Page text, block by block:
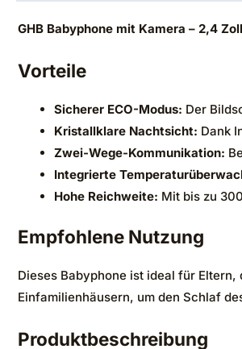
GHB Babyphone mit Kamera – 2,4
Vorteile
Sicherer ECO-Modus: Der
Kristallklare Nachtsicht: Dank
Zwei-Wege-Kommunikation:
Integrierte
Hohe Reichweite: Mit bis zu
Empfohlene Nutzung
Dieses Babyphone ist ideal für
Einfamilienhäusern, um den Schlaf
Produktbeschreibung